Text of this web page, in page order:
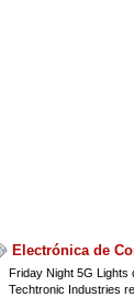
Electrónica de
Friday Night 5G Lights
Techtronic Industries